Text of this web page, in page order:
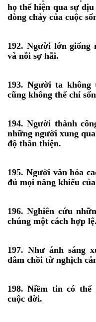
họ thể hiện qua sự
dòng chảy của cuộc
192. Người lớn giống
và nỗi sợ hãi.
193. Người ta không
cũng không thể chỉ
194. Người thành
những người xung
độ thân thiện.
195. Người văn hóa
đủ mọi năng khiếu
196. Nghiên cứu
chúng một cách hợp lệ.
197. Như ánh sáng
đâm chồi từ nghịch
198. Niềm tin có
cuộc đời.